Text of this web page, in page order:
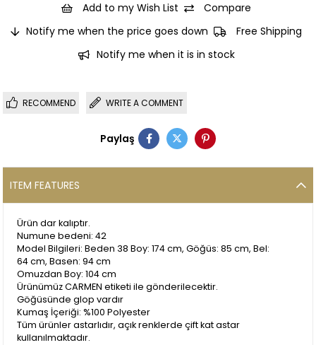
Add to my Wish List
Compare
Notify me when the price goes down
Free Shipping
Notify me when it is in stock
RECOMMEND WRITE A COMMENT
Paylaş
ITEM FEATURES
Ürün dar kalıptır.
Numune bedeni: 42
Model Bilgileri: Beden 38 Boy: 174 cm, Göğüs: 85 cm, Bel:
64 cm, Basen: 94 cm
Omuzdan Boy: 104 cm
Ürünümüz CARMEN etiketi ile gönderilecektir.
Göğüsünde glop vardır
Kumaş İçeriği: %100 Polyester
Tüm ürünler astarlıdır, açık renklerde çift kat astar
kullanılmaktadır.